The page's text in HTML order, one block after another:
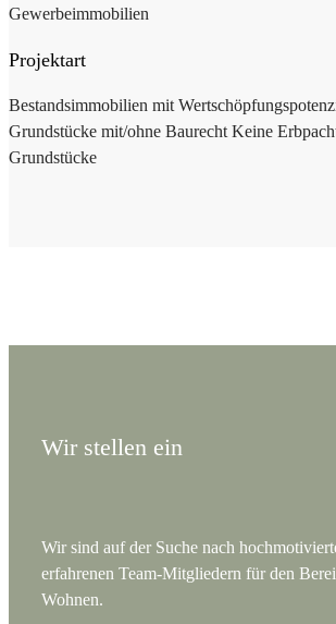
Gewerbeimmobilien
Projektart
Bestandsimmobilien mit
Grundstücke mit/ohne Baurecht Keine
Grundstücke
Wir stellen ein
Wir sind auf der Suche nach
erfahrenen Team-Mitgliedern für den
Wohnen.